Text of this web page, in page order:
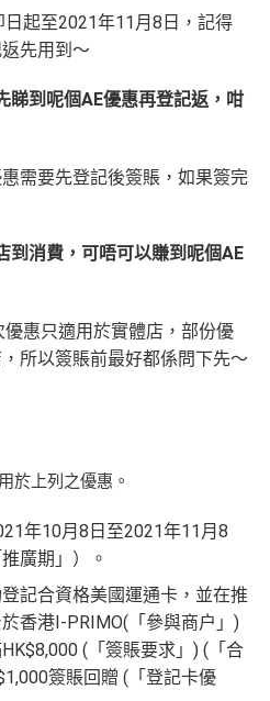
(iPhone /
/ Andro
滿 HK$6
HK$50 簽
form (含
成功批卡 5
88 里賞金#
件 (總簽賬
：包括
兌換 32,805
里數)
32,805里數+HK$550簽賬回
分將於簽賬後8個星期內 存
內就入到！超快手趕住要里數
！
收咗打去要求免，有
先生派出)。 現有美國運通基
AE積分(可換42,222里)+88里
取消任何由美國運通香港批
美國運通白金卡/半島白金
詳情
或附屬卡為手機八達通包括
選主餐牌食品及飲品7折 ，及
低至75折
係百老匯、PALACE或AMC
里
AE白金卡都不能免年費
2%收費(其他卡做緊1至1.9
次$400
直接入落信用卡statement
1.2%現金回贈！
有收費及沒有
析...
首2個月內做) 回贈
7個工作天內
額滿HK$2,00
HK$200
河期12個月，迎新優惠不適用
起計過去 12 個月內曾取消或
批核的信用卡或簽賬卡之基
從卡會員之運通卡賬戶內扣
惠價值之權利而不作事先通
費及 年薪要求
年 (其實學生都批到)
夠都可以試咗先！信貸紀錄
！
起至2021年11月8日，記得
先用到～
睇到呢個AE優惠再登記返，咁
需要先登記後簽賬，如果簽完
到消費，可唔可以賺到呢個AE
惠只適用於實體店，部份優
所以簽賬前最好都係問下先～
於上列之優惠。
年10月8日至2021年11月8
廣期」）。
記合資格美國運通卡，並在推
香港I-PRIMO(「參與商户」)
(「簽賬要求」) (「合
簽賬回贈 (「登記卡優